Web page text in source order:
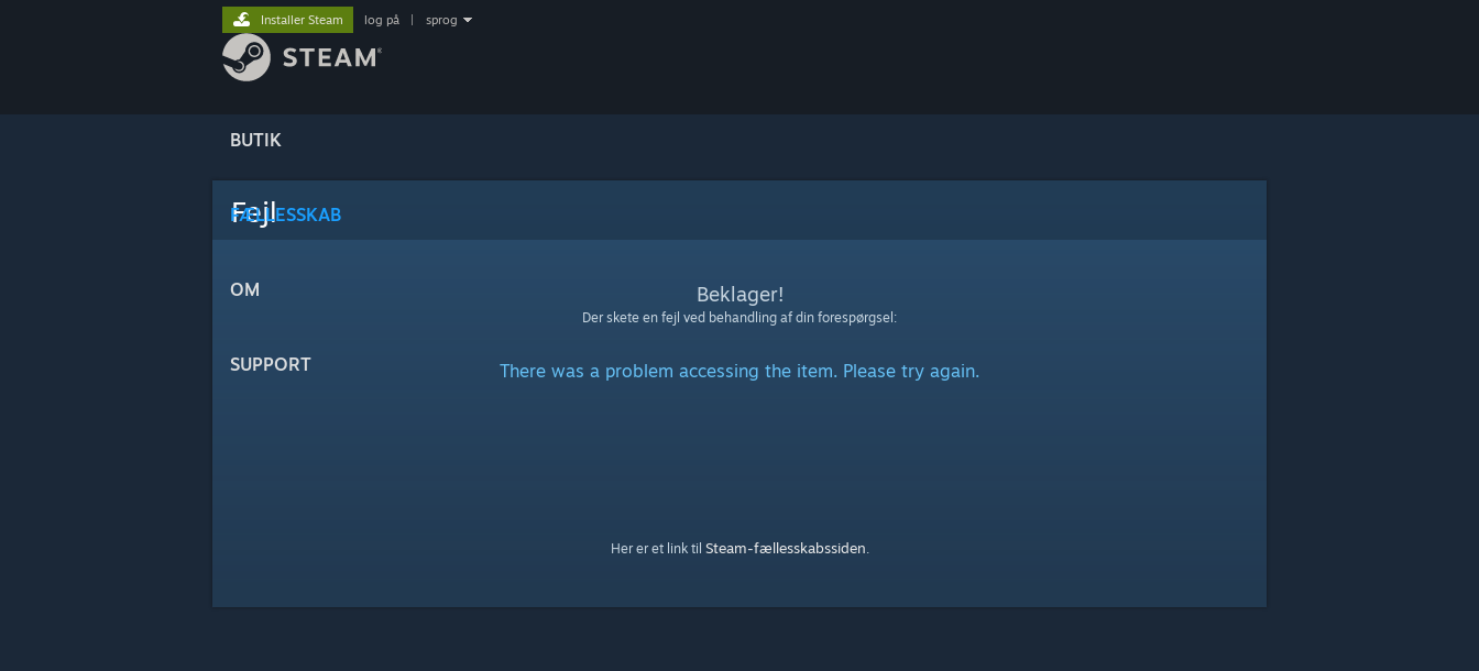
BUTIK
FÆLLESSKAB
OM
SUPPORT
Installer Steam log på sprog
Fejl
Beklager!
Der skete en fejl ved behandling af din forespørgsel:
There was a problem accessing the item. Please try again.
Her er et link til Steam-fællesskabssiden.